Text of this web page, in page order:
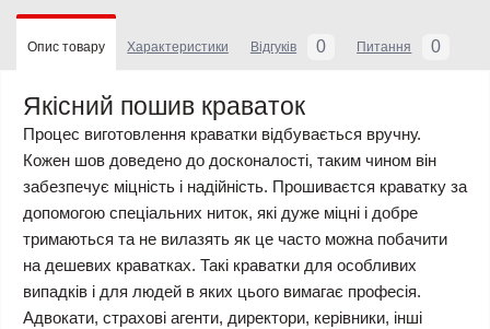
Опис товару Характеристики Відгуків 0 Питання 0
Якісний пошив краваток
Процес виготовлення краватки відбувається вручну.
Кожен шов доведено до досконалості, таким чином він
забезпечує міцність і надійність. Прошиваєтся краватку за
допомогою спеціальних ниток, які дуже міцні і добре
тримаються та не вилазять як це часто можна побачити
на дешевих краватках. Такі краватки для особливих
випадків і для людей в яких цього вимагає професія.
Адвокати, страхові агенти, директори, керівники, інші